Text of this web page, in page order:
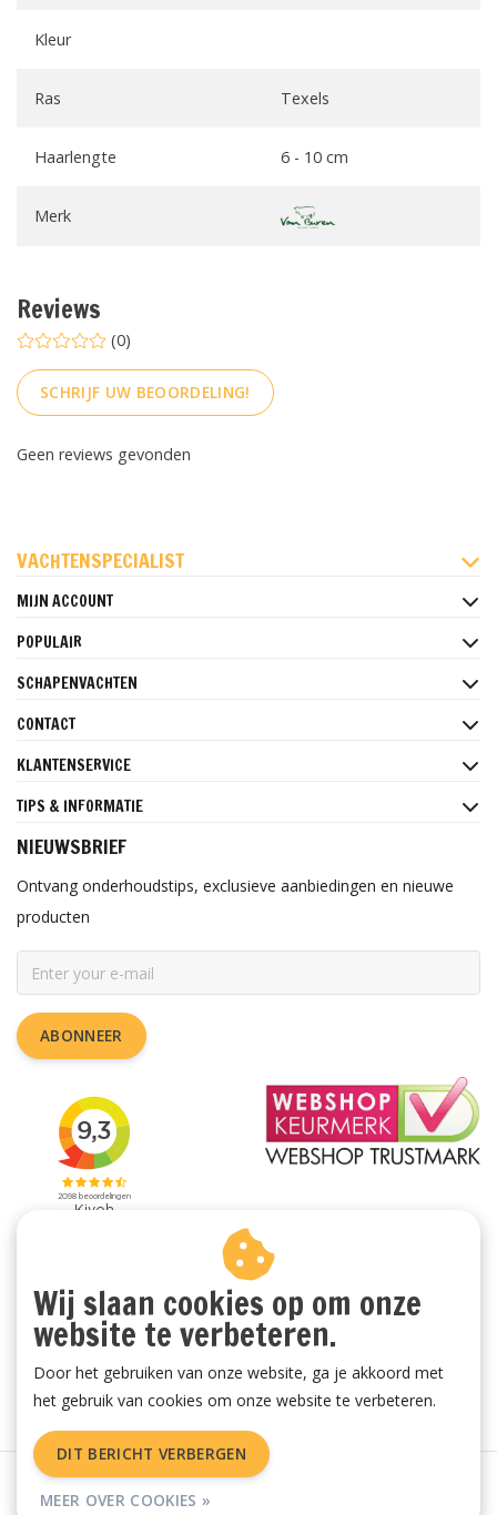
Kleur
Ras Texels
Haarlengte 6 - 10 cm
Merk
Reviews
(0)
SCHRIJF UW BEOORDELING!
Geen reviews gevonden
VACHTENSPECIALIST
MIJN ACCOUNT
POPULAIR
SCHAPENVACHTEN
CONTACT
KLANTENSERVICE
TIPS & INFORMATIE
NIEUWSBRIEF
Ontvang onderhoudstips, exclusieve aanbiedingen en nieuwe
producten
ABONNEER
Algemene voorwaarden | Privacy Policy
Wij slaan cookies op om onze
website te verbeteren.
Door het gebruiken van onze website, ga je akkoord met
het gebruik van cookies om onze website te verbeteren.
DIT BERICHT VERBERGEN
MEER OVER COOKIES »